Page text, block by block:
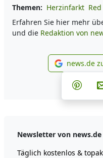
Themen: Herzinfarkt
Erfahren Sie hier mehr
und die Redaktion von
news.de
Newsletter von news.de
Täglich kostenlos &